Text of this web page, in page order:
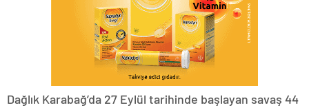
Dağlık Karabağ’da 27 Eylül tarihinde başlayan savaş 44